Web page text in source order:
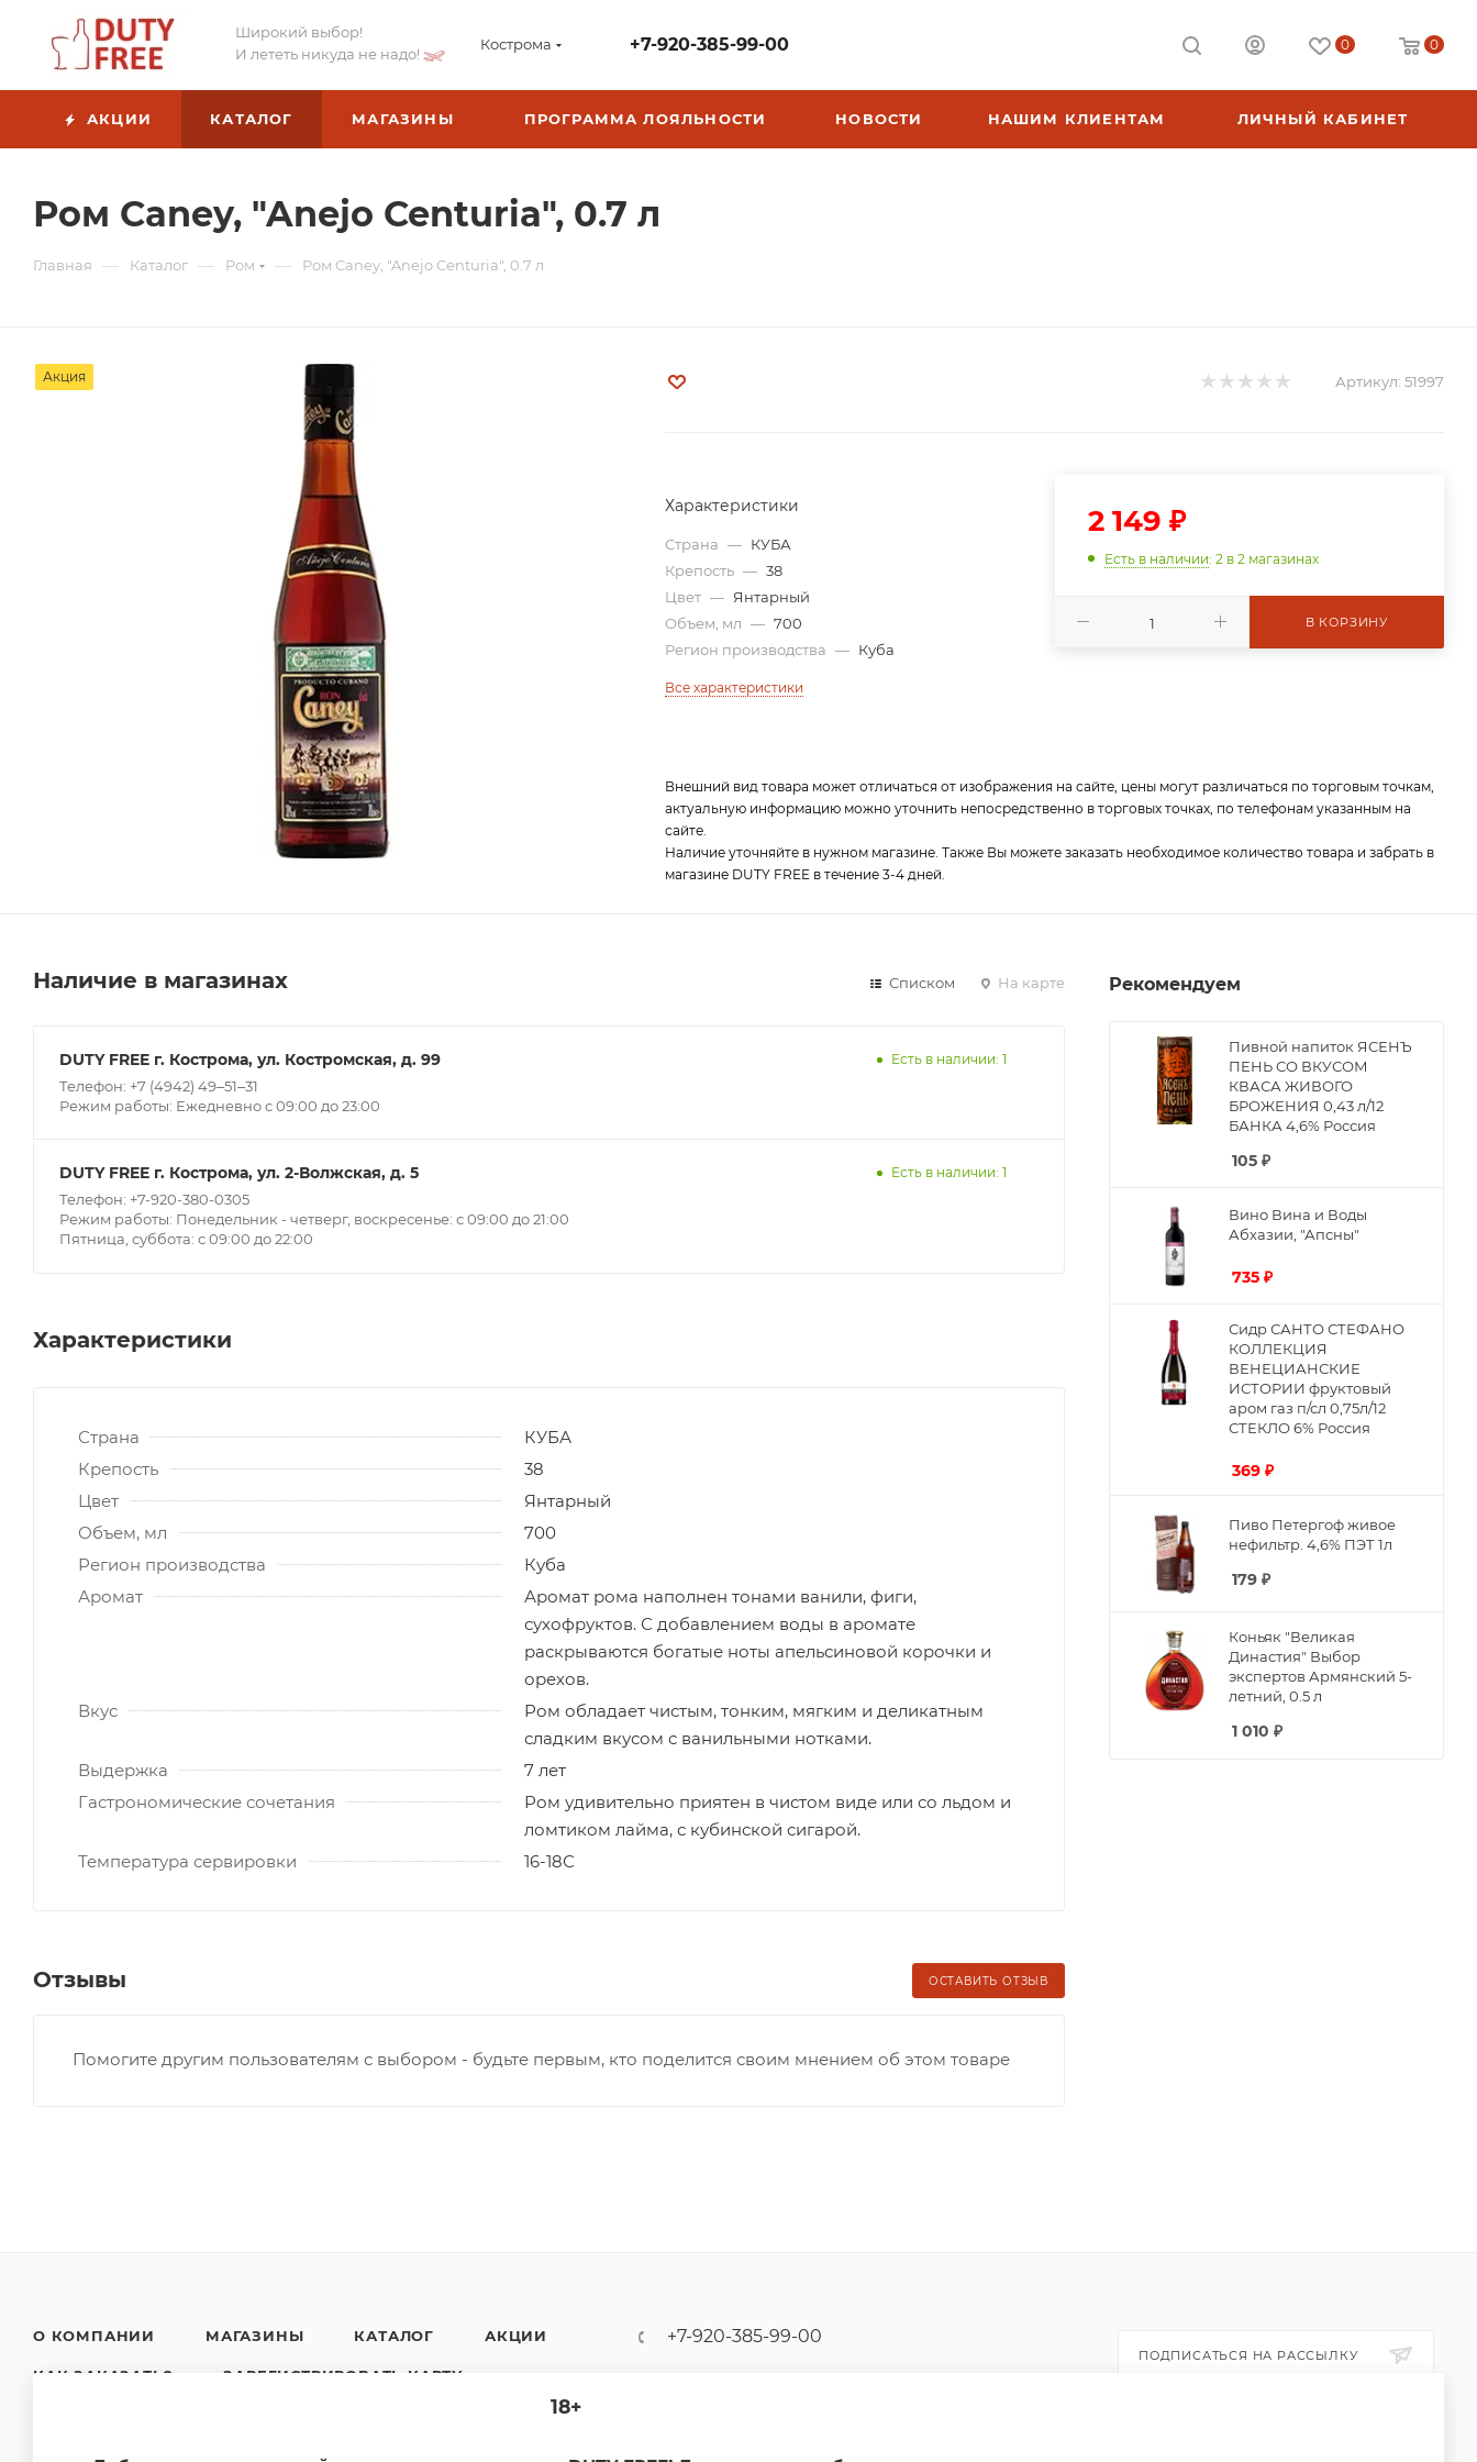
Широкий выбор!
И лететь никуда не надо!
Кострома +7-920-385-99-00 0 0
АКЦИИ КАТАЛОГ МАГАЗИНЫ ПРОГРАММА ЛОЯЛЬНОСТИ НОВОСТИ НАШИМ КЛИЕНТАМ ЛИЧНЫЙ КАБИНЕТ
Ром Caney, "Anejo Centuria", 0.7 л
Главная — Каталог — Ром — Ром Caney, "Anejo Centuria", 0.7 л
Акция Артикул: 51997
Характеристики
Страна — КУБА
Крепость — 38
Цвет — Янтарный
Объем, мл — 700
Регион производства — Куба
Все характеристики
2 149 ₽
Есть в наличии: 2 в 2 магазинах
В КОРЗИНУ
Внешний вид товара может отличаться от изображения на сайте, цены могут различаться по торговым точкам,
актуальную информацию можно уточнить непосредственно в торговых точках, по телефонам указанным на
сайте.
Наличие уточняйте в нужном магазине. Также Вы можете заказать необходимое количество товара и забрать в
магазине DUTY FREE в течение 3-4 дней.
Наличие в магазинах Списком На карте
DUTY FREE г. Кострома, ул. Костромская, д. 99
Телефон: +7 (4942) 49‒51‒31
Режим работы: Ежедневно с 09:00 до 23:00
Есть в наличии: 1
DUTY FREE г. Кострома, ул. 2-Волжская, д. 5
Телефон: +7-920-380-0305
Режим работы: Понедельник - четверг, воскресенье: с 09:00 до 21:00
Пятница, суббота: с 09:00 до 22:00
Есть в наличии: 1
Характеристики
Страна
КУБА
Крепость
38
Цвет
Янтарный
Объем, мл
700
Регион производства
Куба
Аромат
Аромат рома наполнен тонами ванили, фиги,
сухофруктов. С добавлением воды в аромате
раскрываются богатые ноты апельсиновой корочки и
орехов.
Вкус
Ром обладает чистым, тонким, мягким и деликатным
сладким вкусом с ванильными нотками.
Выдержка
7 лет
Гастрономические сочетания
Ром удивительно приятен в чистом виде или со льдом и
ломтиком лайма, с кубинской сигарой.
Температура сервировки
16-18С
Отзывы ОСТАВИТЬ ОТЗЫВ
Помогите другим пользователям с выбором - будьте первым, кто поделится своим мнением об этом товаре
Рекомендуем
Пивной напиток ЯСЕНЪ
ПЕНЬ СО ВКУСОМ
КВАСА ЖИВОГО
БРОЖЕНИЯ 0,43 л/12
БАНКА 4,6% Россия
105 ₽
Вино Вина и Воды
Абхазии, "Апсны"
735 ₽
Сидр САНТО СТЕФАНО
КОЛЛЕКЦИЯ
ВЕНЕЦИАНСКИЕ
ИСТОРИИ фруктовый
аром газ п/сл 0,75л/12
СТЕКЛО 6% Россия
369 ₽
Пиво Петергоф живое
нефильтр. 4,6% ПЭТ 1л
179 ₽
Коньяк "Великая
Династия" Выбор
экспертов Армянский 5-
летний, 0.5 л
1 010 ₽
О КОМПАНИИ МАГАЗИНЫ КАТАЛОГ АКЦИИ
КАК ЗАКАЗАТЬ? ЗАРЕГИСТРИРОВАТЬ КАРТУ
+7-920-385-99-00
ПОДПИСАТЬСЯ НА РАССЫЛКУ
18+